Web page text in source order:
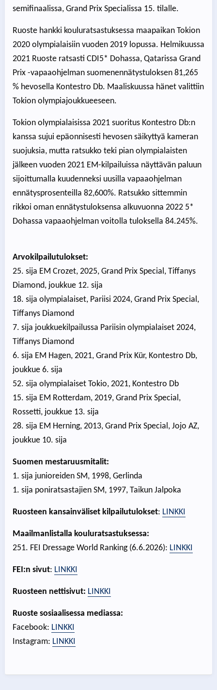
semifinaalissa, Grand Prix Specialissa 15. tilalle.
Ruoste hankki kouluratsastuksessa maapaikan Tokion
2020 olympialaisiin vuoden 2019 lopussa. Helmikuussa
2021 Ruoste ratsasti CDI5* Dohassa, Qatarissa Grand
Prix -vapaaohjelman suomenennätystuloksen 81,265
% hevosella Kontestro Db. Maaliskuussa hänet valittiin
Tokion olympiajoukkueeseen.
Tokion olympialaisissa 2021 suoritus Kontestro Db:n
kanssa sujui epäonnisesti hevosen säikyttyä kameran
suojuksia, mutta ratsukko teki pian olympialaisten
jälkeen vuoden 2021 EM-kilpailuissa näyttävän paluun
sijoittumalla kuudenneksi uusilla vapaaohjelman
ennätysprosenteilla 82,600%. Ratsukko sittemmin
rikkoi oman ennätystuloksensa alkuvuonna 2022 5*
Dohassa vapaaohjelman voitolla tuloksella 84.245%.
Arvokilpailutulokset:
25. sija EM Crozet, 2025, Grand Prix Special, Tiffanys
Diamond, joukkue 12. sija
18. sija olympialaiset, Pariisi 2024, Grand Prix Special,
Tiffanys Diamond
7. sija joukkuekilpailussa Pariisin olympialaiset 2024,
Tiffanys Diamond
6. sija EM Hagen, 2021, Grand Prix Kür, Kontestro Db,
joukkue 6. sija
52. sija olympialaiset Tokio, 2021, Kontestro Db
15. sija EM Rotterdam, 2019, Grand Prix Special,
Rossetti, joukkue 13. sija
28. sija EM Herning, 2013, Grand Prix Special, Jojo AZ,
joukkue 10. sija
Suomen mestaruusmitalit:
1. sija junioreiden SM, 1998, Gerlinda
1. sija poniratsastajien SM, 1997, Taikun Jalpoka
Ruosteen kansainväliset kilpailutulokset: LINKKI
Maailmanlistalla kouluratsastuksessa:
251. FEI Dressage World Ranking (6.6.2026): LINKKI​
FEI:n sivut: LINKKI
Ruosteen nettisivut: LINKKI
Ruoste sosiaalisessa mediassa:
Facebook: LINKKI
Instagram: LINKKI